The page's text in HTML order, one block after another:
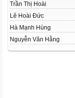
Trần Thị Hoài
Lê Hoài Đức
Hà Mạnh Hùng
Nguyễn Văn Hằng